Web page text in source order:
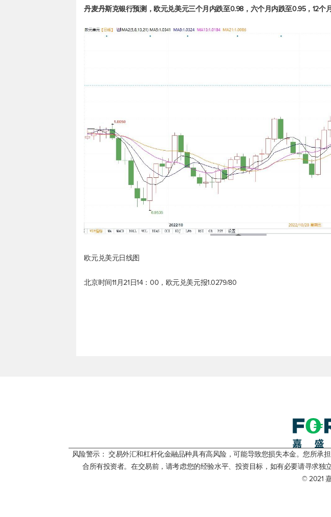
丹麦丹斯克银行预测， 欧元兑美元三个月内跌至0.98，六个月内跌至0.95，12个
欧元兑美元日线图
北京时间11月21日14：00， 欧元兑美元报1.0279/80
风险警示： 交易外汇和杠杆化金融品种具有高风险，可能导致您损失本金。您所
合所有投资者。在交易前，请考虑您的经验水平、投资目标，如有必要请寻求独
© 2021